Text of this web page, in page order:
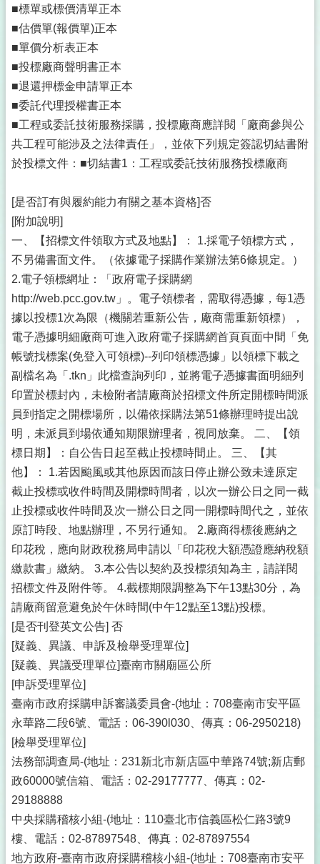
■標單或標價清單正本
■估價單(報價單)正本
■單價分析表正本
■投標廠商聲明書正本
■退還押標金申請單正本
■委託代理授權書正本
■工程或委託技術服務採購，投標廠商應詳閱「廠商參與公
共工程可能涉及之法律責任」，並依下列規定簽認切結書附
於投標文件：■切結書1：工程或委託技術服務投標廠商
[是否訂有與履約能力有關之基本資格]否
[附加說明]
一、【招標文件領取方式及地點】： 1.採電子領標方式，
不另備書面文件。（依據電子採購作業辦法第6條規定。）
2.電子領標網址：「政府電子採購網
http://web.pcc.gov.tw」。電子領標者，需取得憑據，每1憑
據以投標1次為限（機關若重新公告，廠商需重新領標），
電子憑據明細廠商可進入政府電子採購網首頁頁面中間「免
帳號找標案(免登入可領標)--列印領標憑據」以領標下載之
副檔名為「.tkn」此檔查詢列印，並將電子憑據書面明細列
印置於標封內，未檢附者請廠商於招標文件所定開標時間派
員到指定之開標場所，以備依採購法第51條辦理時提出說
明，未派員到場依通知期限辦理者，視同放棄。 二、【領
標日期】：自公告日起至截止投標時間止。 三、【其
他】： 1.若因颱風或其他原因而該日停止辦公致未達原定
截止投標或收件時間及開標時間者，以次一辦公日之同一截
止投標或收件時間及次一辦公日之同一開標時間代之，並依
原訂時段、地點辦理，不另行通知。 2.廠商得標後應納之
印花稅，應向財政稅務局申請以「印花稅大額憑證應納稅額
繳款書」繳納。 3.本公告以契約及投標須知為主，請詳閱
招標文件及附件等。 4.截標期限調整為下午13點30分，為
請廠商留意避免於午休時間(中午12點至13點)投標。
[是否刊登英文公告] 否
[疑義、異議、申訴及檢舉受理單位]
[疑義、異議受理單位]臺南市關廟區公所
[申訴受理單位]
臺南市政府採購申訴審議委員會-(地址：708臺南市安平區
永華路二段6號、電話：06-390l030、傳真：06-2950218)
[檢舉受理單位]
法務部調查局-(地址：231新北市新店區中華路74號;新店郵
政60000號信箱、電話：02-29177777、傳真：02-
29188888
中央採購稽核小組-(地址：110臺北市信義區松仁路3號9
樓、電話：02-87897548、傳真：02-87897554
地方政府-臺南市政府採購稽核小組-(地址：708臺南市安平